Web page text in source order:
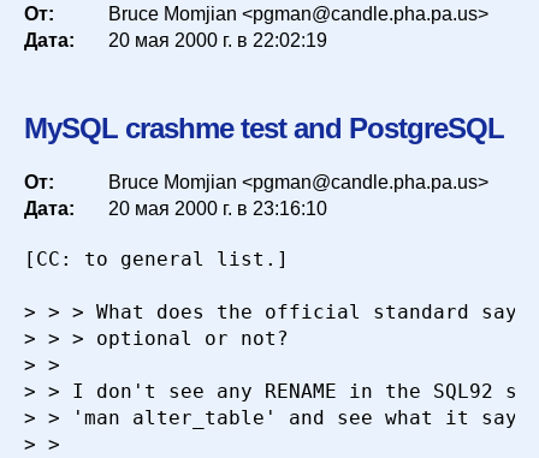
От:
Bruce Momjian <pgman@candle.pha.pa.us>
Дата:
20 мая 2000 г. в 22:02:19
MySQL crashme test and PostgreSQL
От:
Bruce Momjian <pgman@candle.pha.pa.us>
Дата:
20 мая 2000 г. в 23:16:10
[CC: to general list.]
> > > What does the official standard
> > > optional or not?
> >
> > I don't see any RENAME in the SQL92
> > 'man alter_table' and see what it
> >